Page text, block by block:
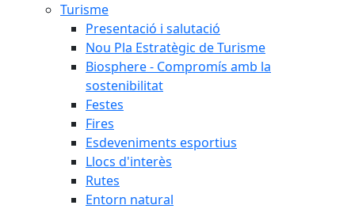
Turisme
Presentació i salutació
Nou Pla Estratègic de Turisme
Biosphere - Compromís amb la
sostenibilitat
Festes
Fires
Esdeveniments esportius
Llocs d'interès
Rutes
Entorn natural